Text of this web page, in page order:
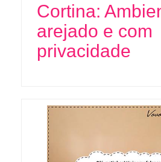
Cortina:
arejado e com
privacidade